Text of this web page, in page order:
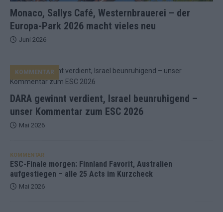
Monaco, Sallys Café, Westernbrauerei – der
Europa-Park 2026 macht vieles neu
Juni 2026
DARA gewinnt verdient, Israel beunruhigend –
unser Kommentar zum ESC 2026
KOMMENTAR
Mai 2026
KOMMENTAR
ESC-Finale morgen: Finnland Favorit, Australien
aufgestiegen – alle 25 Acts im Kurzcheck
Mai 2026